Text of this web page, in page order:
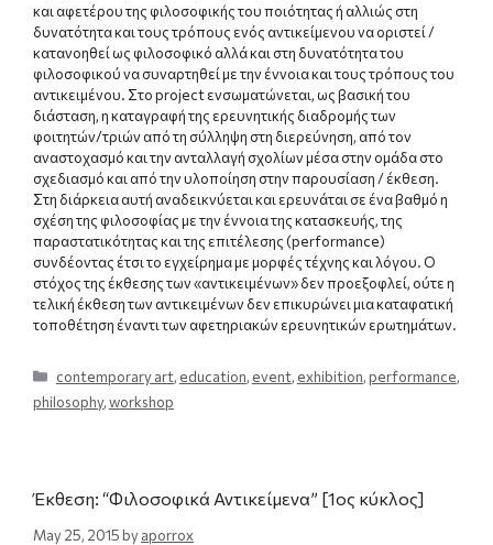
και αφετέρου της φιλοσοφικής του ποιότητας ή αλλιώς στη
δυνατότητα και τους τρόπους ενός αντικείμενου να οριστεί /
κατανοηθεί ως φιλοσοφικό αλλά και στη δυνατότητα του
φιλοσοφικού να συναρτηθεί με την έννοια και τους τρόπους του
αντικειμένου. Στo project ενσωματώνεται, ως βασική του
διάσταση, η καταγραφή της ερευνητικής διαδρομής των
φοιτητών/τριών από τη σύλληψη στη διερεύνηση, από τον
αναστοχασμό και την ανταλλαγή σχολίων μέσα στην ομάδα στο
σχεδιασμό και από την υλοποίηση στην παρουσίαση / έκθεση.
Στη διάρκεια αυτή αναδεικνύεται και ερευνάται σε ένα βαθμό η
σχέση της φιλοσοφίας με την έννοια της κατασκευής, της
παραστατικότητας και της επιτέλεσης (performance)
συνδέοντας έτσι το εγχείρημα με μορφές τέχνης και λόγου. Ο
στόχος της έκθεσης των «αντικειμένων» δεν προεξοφλεί, ούτε η
τελική έκθεση των αντικειμένων δεν επικυρώνει μια καταφατική
τοποθέτηση έναντι των αφετηριακών ερευνητικών ερωτημάτων.
Categories
contemporary art, education, event, exhibition,performance,
philosophy,workshop
Έκθεση: “Φιλοσοφικά Αντικείμενα” [1ος κύκλος]
May 25, 2015 byaporrox